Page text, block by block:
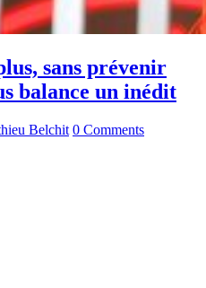
sans prévenir
balance un inédit
Belchit 0 Comments